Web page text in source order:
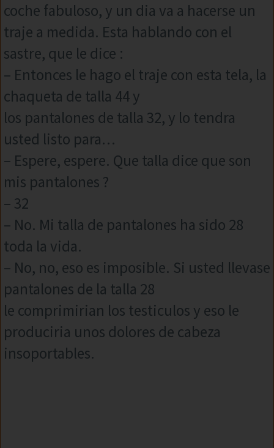
coche fabuloso, y un dia va a hacerse un
traje a medida. Esta hablando con el
sastre, que le dice :
– Entonces le hago el traje con esta tela, la
chaqueta de talla 44 y
los pantalones de talla 32, y lo tendra
usted listo para…
– Espere, espere. Que talla dice que son
mis pantalones ?
– 32
– No. Mi talla de pantalones ha sido 28
toda la vida.
– No, no, eso es imposible. Si usted llevase
pantalones de la talla 28
le comprimirian los testiculos y eso le
produciria unos dolores de cabeza
insoportables.